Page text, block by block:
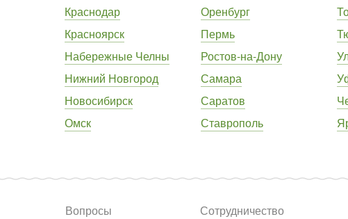
Краснодар
Красноярск
Набережные Челны
Нижний Новгород
Новосибирск
Омск
Оренбург
Пермь
Ростов-на-Дону
Самара
Саратов
Ставрополь
Вопросы
Сотрудничество